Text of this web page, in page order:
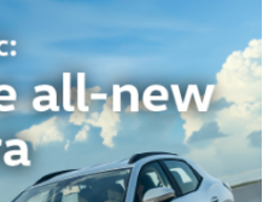
su deseo como Miss Universe